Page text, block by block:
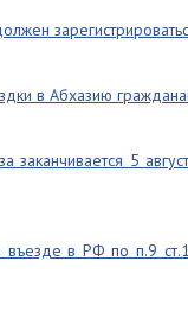
в Абхазию
заканчивается 5
в РФ по п.9